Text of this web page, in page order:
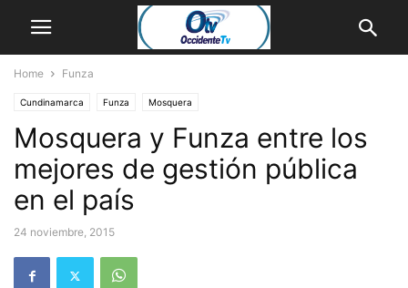
Home Funza
Cundinamarca Funza Mosquera
Mosquera y Funza entre los
mejores de gestión pública
en el país
24 noviembre, 2015